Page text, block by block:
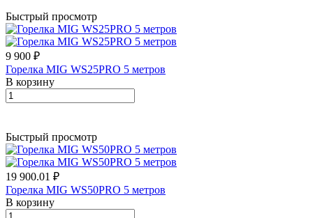
Быстрый просмотр
9 900 ₽
Горелка MIG WS25PRO 5 метров
В корзину
Быстрый просмотр
19 900.01 ₽
Горелка MIG WS50PRO 5 метров
В корзину